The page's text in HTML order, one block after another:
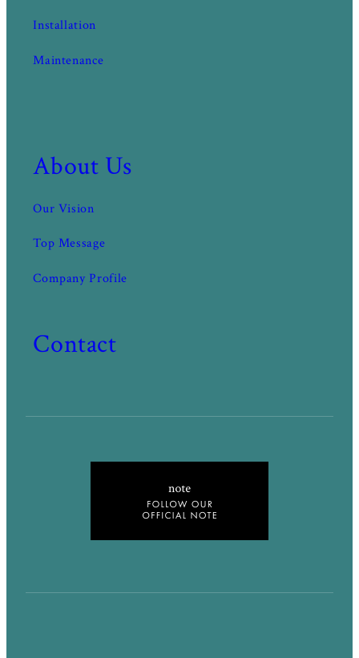
Installation
Maintenance
About Us
Our Vision
Top Message
Company Profile
Contact